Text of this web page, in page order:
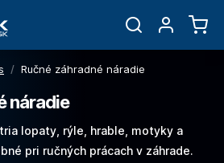
/ Ručné záhradné náradie
náradie
lopaty, rýle, hrable, motyky a
pri ručných prácach v záhrade.